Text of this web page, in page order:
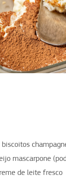
biscoitos
mascarpone
de leite fresco